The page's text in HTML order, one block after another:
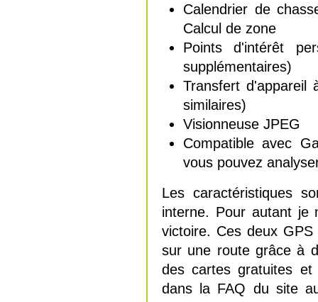
Calendrier de
Calcul de zone
Points d'intérêt
supplémentaires)
Transfert d'appareil
similaires)
Visionneuse JPEG
Compatible avec
vous pouvez
Les caractéristiques
interne. Pour autant je
victoire. Ces deux
sur une route grâce à
des cartes gratuites et
dans la FAQ du site